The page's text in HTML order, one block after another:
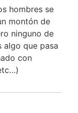
hombres se
montón de
ninguno de
algo que pasa
con